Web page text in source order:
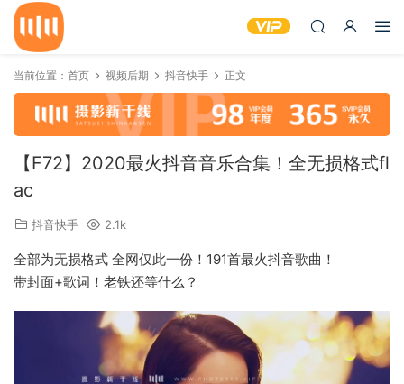
当前位置： 首页 视频后期 抖音快手 正文
【F72】2020最火抖音音乐合集！全无损格式fl
ac
抖音快手 2.1k
全部为无损格式 全网仅此一份！191首最火抖音歌曲！
带封面+歌词！老铁还等什么？